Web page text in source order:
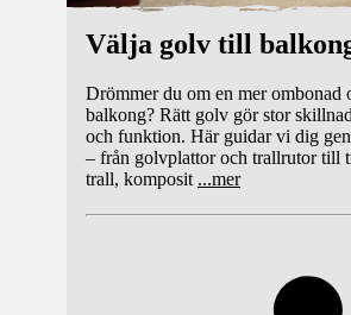
Välja golv till
Drömmer du om en mer ombonad
balkong? Rätt golv gör stor
och funktion. Här guidar vi dig
– från golvplattor och trallrutor till
trall, komposit ...mer